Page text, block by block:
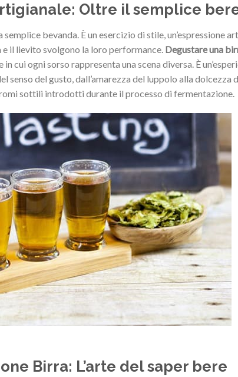
Oltre il semplice
bevanda. È un esercizio di stile, un’espressione
e il lievito svolgono la loro performance. Degustare una
cui ogni sorso rappresenta una scena diversa. È
senso del gusto, dall’amarezza del luppolo alla dolcezza
sottili introdotti durante il processo di fermentazione.
Birra: L’arte del saper bere